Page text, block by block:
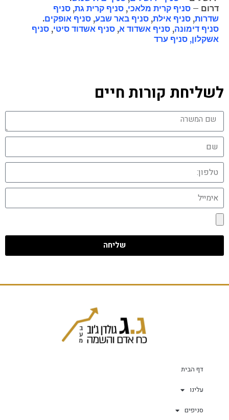
דרום – סניף קרית מלאכי, סניף קרית גת, סניף
שדרות, סניף אילת, סניף באר שבע, סניף אופקים.
סניף דימונה, סניף אשדוד א, סניף אשדוד סיטי, סניף
אשקלון, סניף ערד
"גולדן ג'וב" מורשת משרד העבודה לעיסוק בכוח אדם
לשליחת קורות חיים
שליחה
דף הבית
עלינו
סניפים